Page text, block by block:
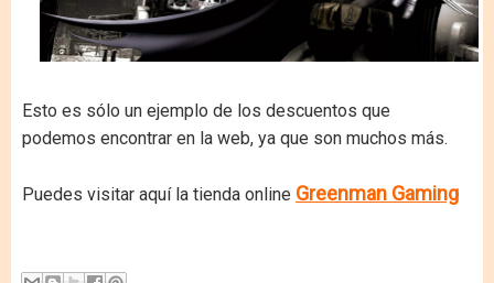
Esto es sólo un ejemplo de los descuentos que
podemos encontrar en la web, ya que son muchos más.
Puedes visitar aquí la tienda online Greenman Gaming